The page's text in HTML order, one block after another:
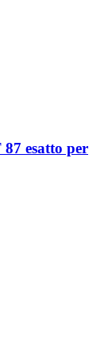
esatto per